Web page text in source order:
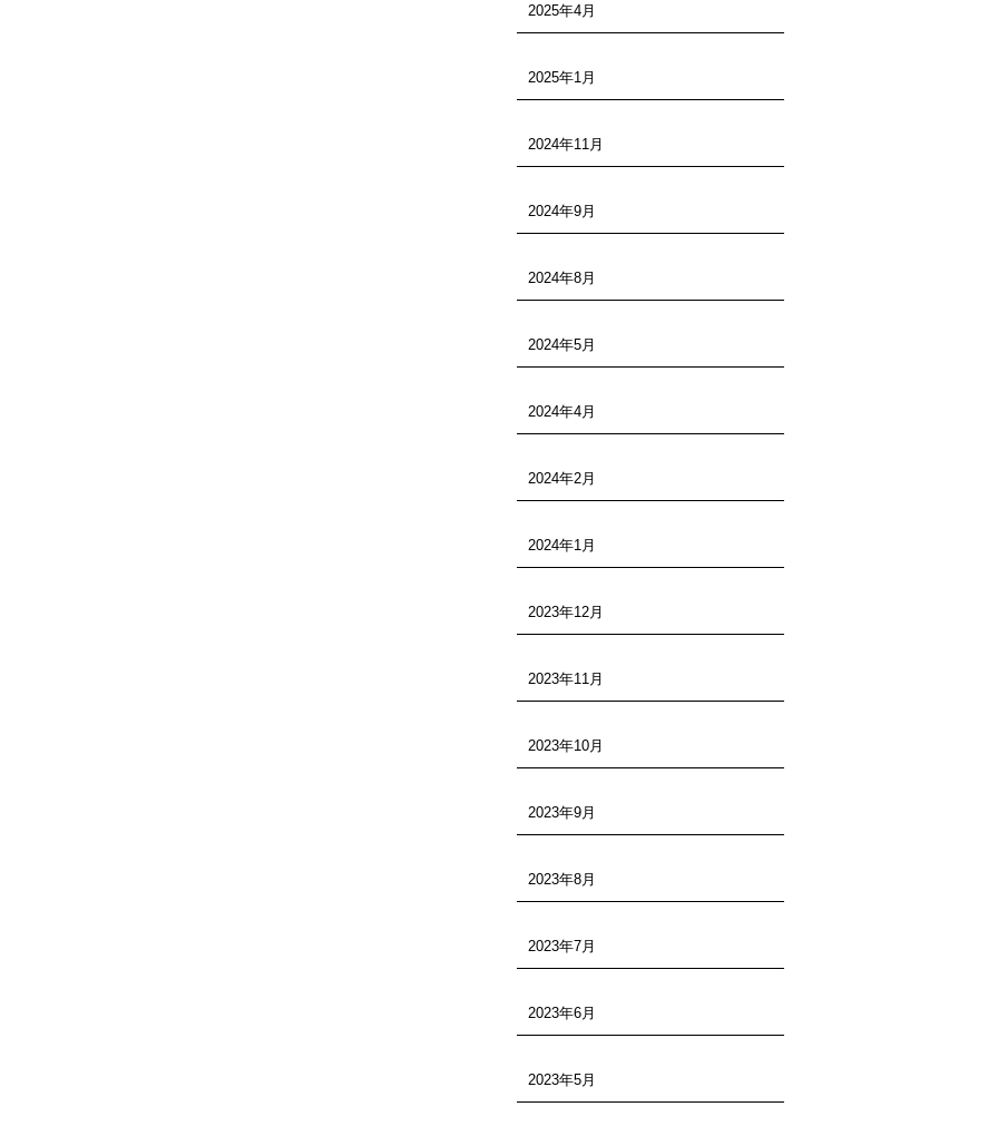
2025年4月
2025年1月
2024年11月
2024年9月
2024年8月
2024年5月
2024年4月
2024年2月
2024年1月
2023年12月
2023年11月
2023年10月
2023年9月
2023年8月
2023年7月
2023年6月
2023年5月